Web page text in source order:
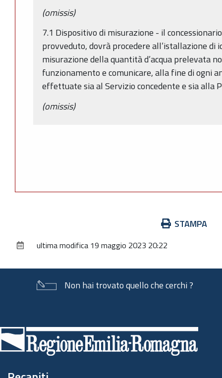
(omissis)
7.1 Dispositivo di misurazione - il
provveduto, dovrà procedere all’istallazione
misurazione della quantità d’acqua prelevata
funzionamento e comunicare, alla fine di ogni
effettuate sia al Servizio concedente e sia alla
(omissis)
documento
STAMPA
ultima modifica 19 maggio 2023 20:22
Non hai trovato quello che cerchi ?
di
pagina